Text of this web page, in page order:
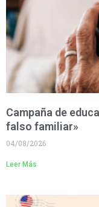
Campaña de
falso familiar»
04/08/2026
Leer Más